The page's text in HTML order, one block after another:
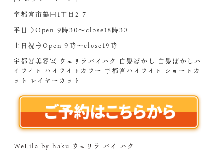
宇都宮市鶴田1丁目2-7
平日→Open 9時30〜close18時30
土日祝→Open 9時〜close19時
宇都宮美容室 ウェリラバイハク 白髪ぼかし 白髪ぼかしハ
イライト ハイライトカラー 宇都宮ハイライト ショートカ
ット レイヤーカット
WeLila by haku ウェリラ バイ ハク